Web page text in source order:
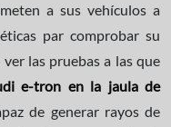
a sus vehículos a
par comprobar su
las pruebas a las que
e-tron en la jaula de
de generar rayos de